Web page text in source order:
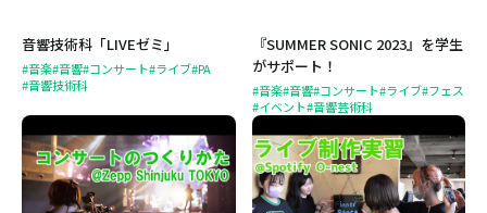
音響技術科「LIVEゼミ」
#音楽#音響#コンサート#ライブ#PA
#音響技術科
『SUMMER SONIC 2023』を学生
がサポート！
#音楽#音響#コンサート#ライブ#フェス
#イベント#音響芸術科